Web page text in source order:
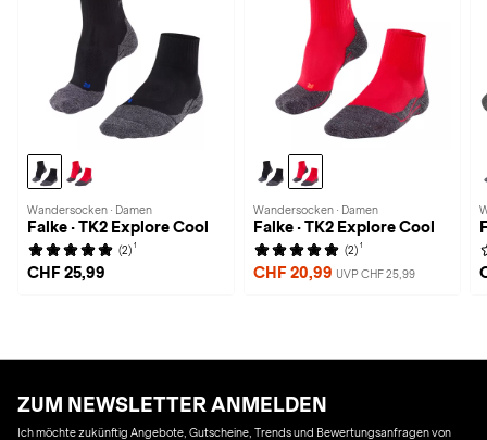
Wandersocken · Damen
Falke · TK2 Explore Cool
(2) 1
CHF 25,99
Wandersocken · Damen
Falke · TK2 Explore Cool
(2) 1
CHF 20,99 UVP CHF 25,99
ZUM NEWSLETTER ANMELDEN
Ich möchte zukünftig Angebote, Gutscheine, Trends und Bewertungsanfragen von